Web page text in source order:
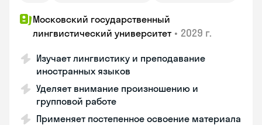
Московский государственный
лингвистический университет • 2029 г.
Изучает лингвистику и преподавание
иностранных языков
Уделяет внимание произношению и
групповой работе
Применяет постепенное освоение материала